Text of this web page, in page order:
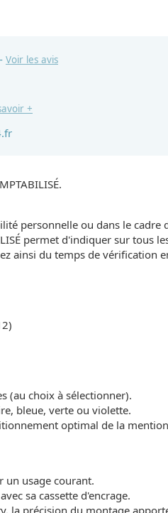
Voir les avis
+
personnelle ou dans le cadre
permet d'indiquer sur tous
ainsi du temps de vérification
(au choix à sélectionner).
bleue, verte ou violette.
optimal de la mention
un usage courant.
sa cassette d'encrage.
la précision du montage